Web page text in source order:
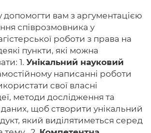
вам з аргументацією
співрозмовника у
роботи з права на
пункти, які можна
1. Унікальний науковий
написанні роботи
свої власні
методи дослідження та
даних, щоб створити унікальний
який виділятиметься серед